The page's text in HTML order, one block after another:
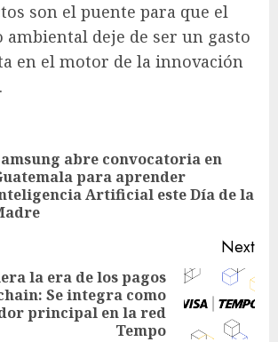
son el puente para que el
ambiental deje de ser un gasto
en el motor de la innovación
abre convocatoria en
para aprender
Artificial este Día de la
Next
la era de los pagos
Se integra como
principal en la red
Tempo